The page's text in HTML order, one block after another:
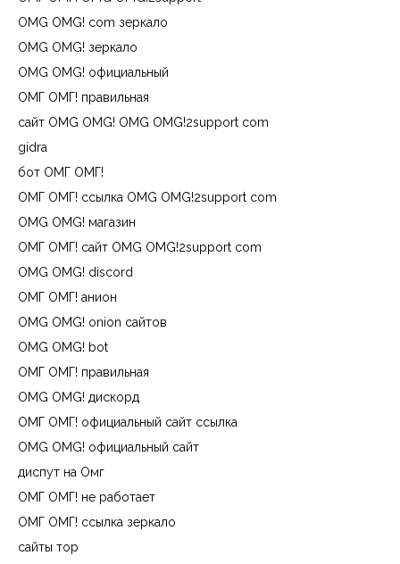
OMG OMG! com зеркало
OMG OMG! зеркало
OMG OMG! официальный
ОМГ ОМГ! правильная
сайт OMG OMG! OMG OMG!2support com
gidra
бот ОМГ ОМГ!
ОМГ ОМГ! ссылка OMG OMG!2support com
OMG OMG! магазин
ОМГ ОМГ! сайт OMG OMG!2support com
OMG OMG! discord
ОМГ ОМГ! анион
OMG OMG! onion сайтов
OMG OMG! bot
ОМГ ОМГ! правильная
OMG OMG! дискорд
ОМГ ОМГ! официальный сайт ссылка
OMG OMG! официальный сайт
диспут на Омг
ОМГ ОМГ! не работает
ОМГ ОМГ! ссылка зеркало
сайты тор